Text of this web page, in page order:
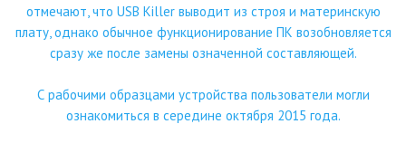
отмечают, что USB Killer выводит из строя и материнскую
плату, однако обычное функционирование ПК возобновляется
сразу же после замены означенной составляющей.
С рабочими образцами устройства пользователи могли
ознакомиться в середине октября 2015 года.